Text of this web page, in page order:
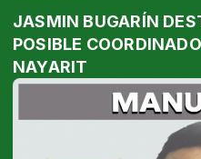
JASMIN BUGARÍN
POSIBLE
NAYARIT